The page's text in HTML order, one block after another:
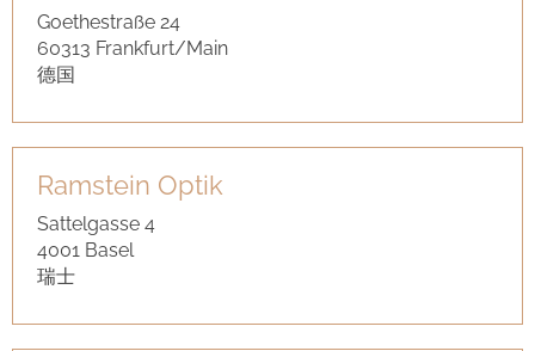
Goethestraße 24
60313 Frankfurt/Main
德国
Ramstein Optik
Sattelgasse 4
4001 Basel
瑞士